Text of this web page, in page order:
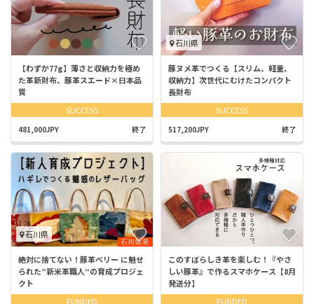
【わずか77g】薄さと収納力を極め
た革新財布、豚革スエード×日本品
質
SUCCESS
481,000JPY 終了
石川県
豚ヌメ革でつくる【スリム、軽量、
収納力】次世代にむけたコンパクト
長財布
SUCCESS
517,200JPY 終了
石川県
絶対に捨てない！豚革ベリー に魅せ
られた”新米革職人“の育成プロジェ
クト
FUNDED
このすばらしき革を楽しむ！『やさ
しい豚革』で作るスマホケース【8月
発送分】
FUNDED